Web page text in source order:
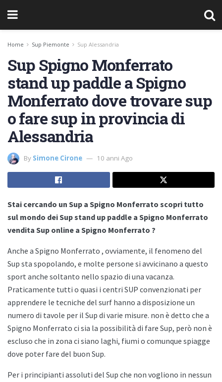
Home Sup Piemonte Sup Alessandria
Sup Spigno Monferrato
stand up paddle a Spigno
Monferrato dove trovare sup
o fare sup in provincia di
Alessandria
By Simone Cirone 10 anni Ago
Stai cercando un Sup a Spigno Monferrato scopri tutto
sul mondo dei Sup stand up paddle a Spigno Monferrato
vendita Sup online a Spigno Monferrato ?
Anche a Spigno Monferrato , ovviamente, il fenomeno del
Sup sta spopolando, e molte persone si avvicinano a questo
sport anche soltanto nello spazio di una vacanza.
Praticamente tutti o quasi i centri SUP convenzionati per
apprendere le tecniche del surf hanno a disposizione un
numero di tavole per il Sup di varie misure. non è detto che a
Spigno Monferrato ci sia la possibilità di fare Sup, però non è
escluso che in zona ci siano laghi, fiumi o comunque spiagge
dove poter fare del buon Sup.
Per i principianti assoluti del Sup che non vogliono in nessun